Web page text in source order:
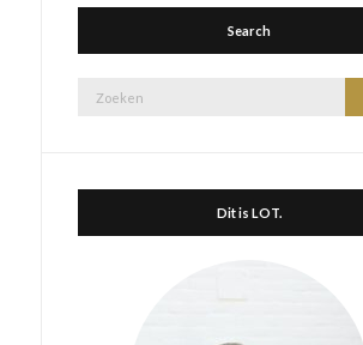
Search
Zoek
Dit is LOT.